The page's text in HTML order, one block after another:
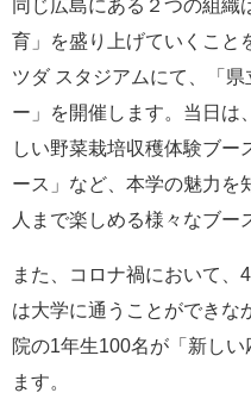
同じ広島にある２つの組織
育」を盛り上げていくこと
ツダ スタジアムにて、「
ー」を開催します。当日は
しい野菜栽培収穫体験ブー
ース」など、本学の魅力を
人まで楽しめる様々なブー
また、コロナ禍において、
は大学に通うことができな
院の1年生100名が「新し
ます。